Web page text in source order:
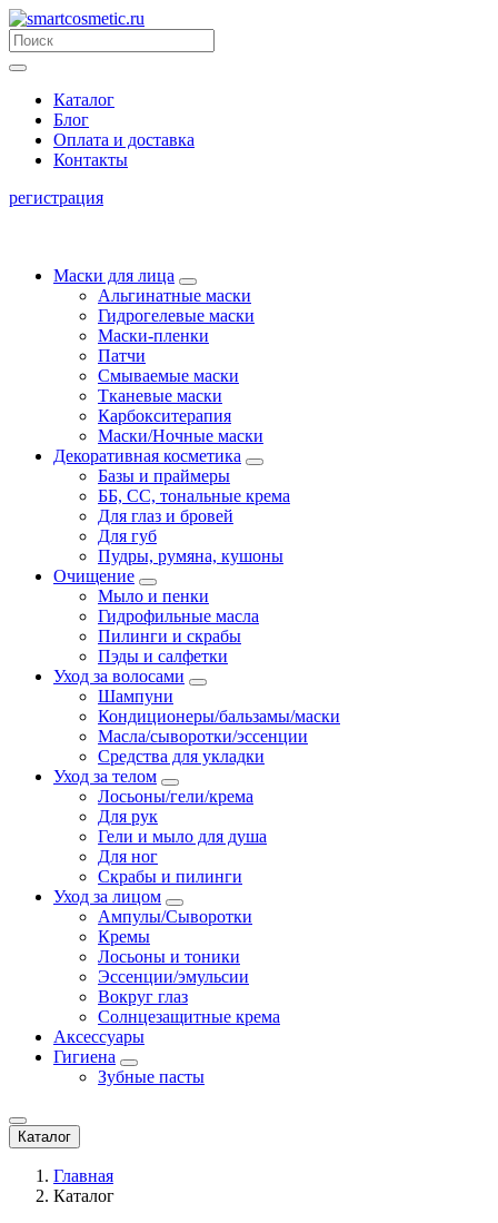
Каталог
Блог
Оплата и доставка
Контакты
регистрация
Маски для лица
Альгинатные маски
Гидрогелевые маски
Маски-пленки
Патчи
Смываемые маски
Тканевые маски
Карбокситерапия
Маски/Ночные маски
Декоративная косметика
Базы и праймеры
ББ, СС, тональные крема
Для глаз и бровей
Для губ
Пудры, румяна, кушоны
Очищение
Мыло и пенки
Гидрофильные масла
Пилинги и скрабы
Пэды и салфетки
Уход за волосами
Шампуни
Кондиционеры/бальзамы/маски
Масла/сыворотки/эссенции
Средства для укладки
Уход за телом
Лосьоны/гели/крема
Для рук
Гели и мыло для душа
Для ног
Скрабы и пилинги
Уход за лицом
Ампулы/Сыворотки
Кремы
Лосьоны и тоники
Эссенции/эмульсии
Вокруг глаз
Солнцезащитные крема
Аксессуары
Гигиена
Зубные пасты
Каталог
Главная
Каталог